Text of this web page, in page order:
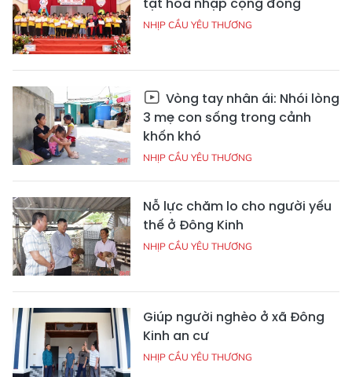
NHỊP CẦU YÊU THƯƠNG
Vòng tay nhân ái: Nhói lòng
3 mẹ con sống trong cảnh
khốn khó
NHỊP CẦU YÊU THƯƠNG
Nỗ lực chăm lo cho người yếu
thế ở Đông Kinh
NHỊP CẦU YÊU THƯƠNG
Giúp người nghèo ở xã Đông
Kinh an cư
NHỊP CẦU YÊU THƯƠNG